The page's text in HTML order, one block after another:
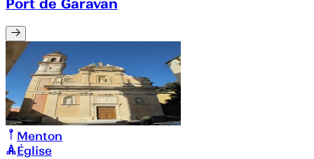
Port de Garavan
Menton
Église